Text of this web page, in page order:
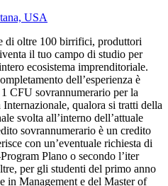
USA
di oltre 100 birrifici, produttori
il tuo campo di studio per
ecosistema imprenditoriale.
dell’esperienza è
CFU sovrannumerario per la
qualora si tratti della
svolta all’interno dell’attuale
sovrannumerario è un credito
con un’eventuale richiesta di
Plano o secondo l’iter
per gli studenti del primo anno
in Management e del Master of